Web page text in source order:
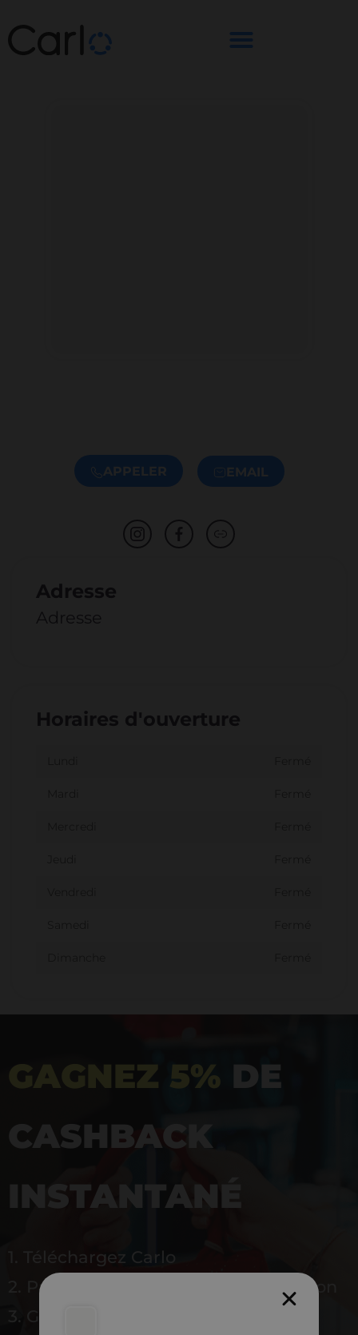
APPELER EMAIL
Adresse
Adresse
Horaires d'ouverture
GAGNEZ 5% DE
CASHBACK
INSTANTANÉ
1. Téléchargez Carlo
2. Payez en magasin avec l’application
3. Gagnez instantanément 5 % à